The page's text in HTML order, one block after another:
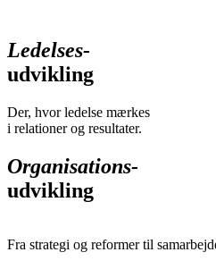
Ledelses-
udvikling
Der, hvor ledelse mærkes
i relationer og resultater.
Organisations-
udvikling
Fra strategi og reformer til